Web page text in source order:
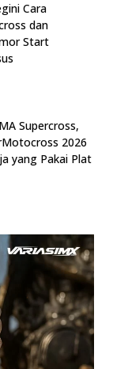
Cara
dan
Start
Supercross,
2026
yang Pakai Plat